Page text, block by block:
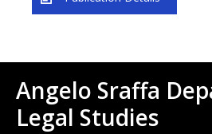
Angelo Sraffa
Legal Studies